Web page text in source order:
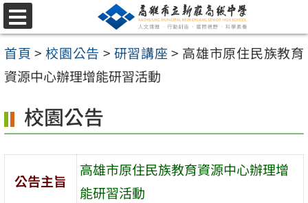
跳
至
主
要
容
區
選
單
首頁 > 校園公告 > 研習講座 > 高雄市原住民族教育
資源中心辦理增能研習活動
校園公告
公告主旨
高雄市原住民族教育資源中心辦理增
能研習活動